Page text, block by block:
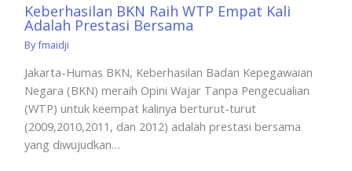
Keberhasilan BKN Raih WTP Empat Kali
Adalah Prestasi Bersama
Byfmaidji
Jakarta-Humas BKN, Keberhasilan Badan Kepegawaian
Negara (BKN) meraih Opini Wajar Tanpa Pengecualian
(WTP) untuk keempat kalinya berturut-turut
(2009,2010,2011, dan 2012) adalah prestasi bersama
yang diwujudkan…